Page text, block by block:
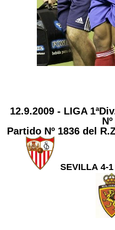
12.9.2009 - LIGA
Partido Nº 1836 del
SEVILLA 4-